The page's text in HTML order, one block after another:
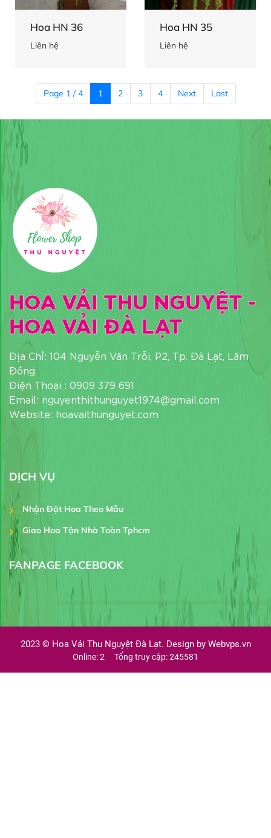
Hoa HN 36
Liên hệ
Hoa HN 35
Liên hệ
Page 1 / 4 1 2 3 4 Next Last
HOA VẢI THU NGUYỆT -
HOA VẢI ĐÀ LẠT
Địa Chỉ: 104 Nguyễn Văn Trỗi, P2, Tp. Đà Lạt, Lâm
Đồng
Điện Thoại : 0909 379 691
Email: nguyenthithunguyet1974@gmail.com
Website: hoavaithunguyet.com
DỊCH VỤ
Nhận Đặt Hoa Theo Mẫu
Giao Hoa Tận Nhà Toàn Tphcm
FANPAGE FACEBOOK
2023 © Hoa Vải Thu Nguyệt Đà Lạt. Design by Webvps.vn
Online: 2 Tổng truy cập: 245581